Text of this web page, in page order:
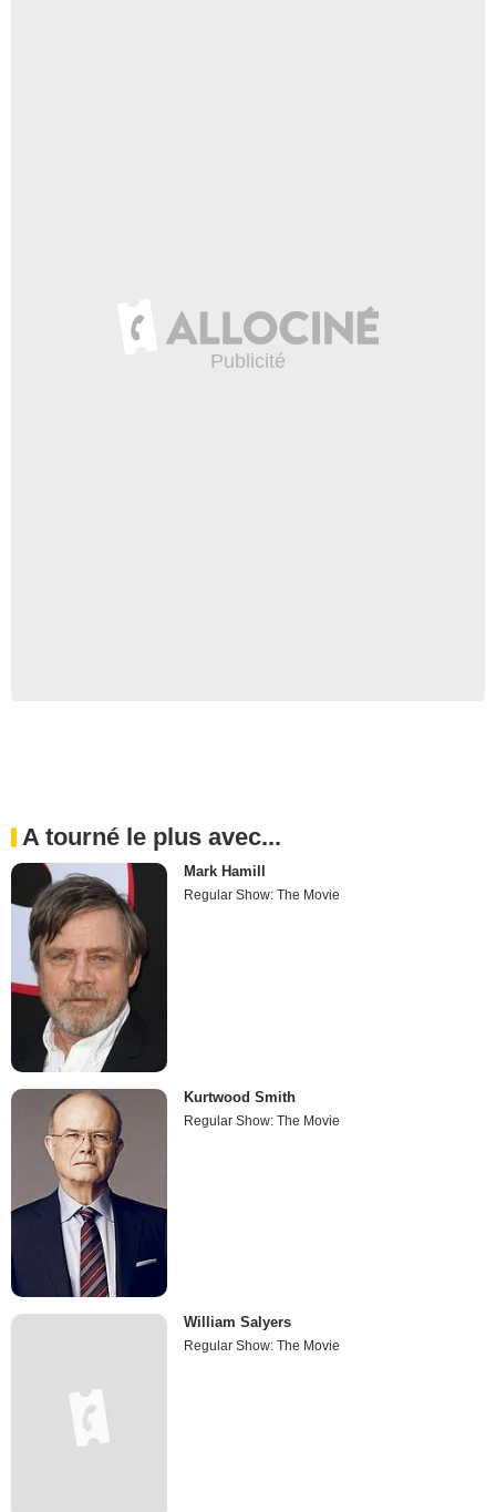
A tourné le plus avec...
Mark Hamill
Regular Show: The Movie
Kurtwood Smith
Regular Show: The Movie
William Salyers
Regular Show: The Movie